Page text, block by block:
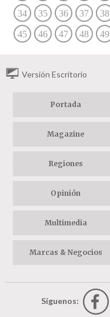
34 35 36 37 38
45 46 47 48 49
Versión Escritorio
Portada
Magazine
Regiones
Opinión
Multimedia
Marcas & Negocios
Síguenos: